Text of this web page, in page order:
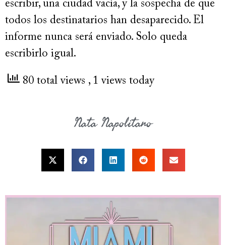
escribir, una ciudad vacía, y la sospecha de que
todos los destinatarios han desaparecido. El
informe nunca será enviado. Solo queda
escribirlo igual.
80 total views , 1 views today
Nata Napolitano